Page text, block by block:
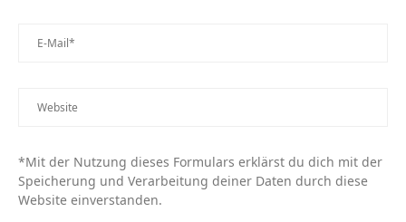
*Mit der Nutzung dieses Formulars erklärst du dich mit der
Speicherung und Verarbeitung deiner Daten durch diese
Website einverstanden.